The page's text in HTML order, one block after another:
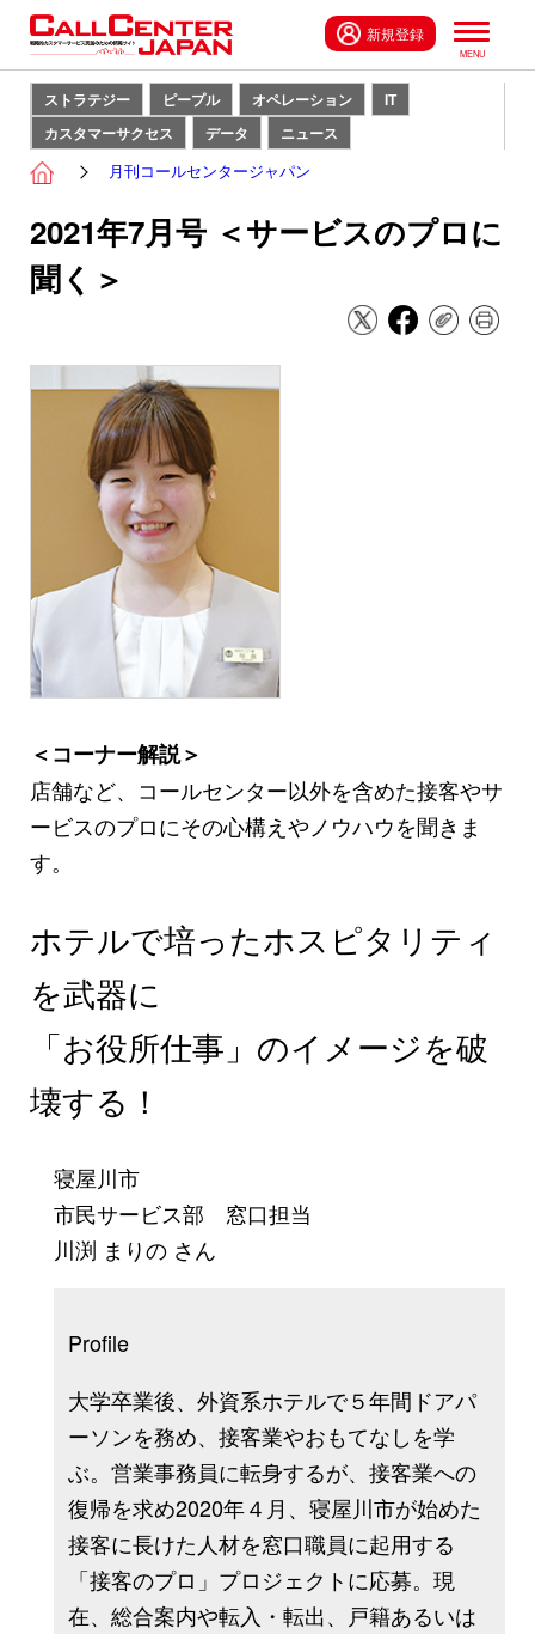
新規登録
ストラテジー ピープル オペレーション
IT
カスタマーサクセス
データ ニュース
月刊コールセンタージャパン
2021年7月号 ＜サービスのプロに
聞く＞
＜コーナー解説＞
店舗など、コールセンター以外を含めた接客やサ
ービスのプロにその心構えやノウハウを聞きま
す。
ホテルで培ったホスピタリティ
を武器に
「お役所仕事」のイメージを破
壊する！
寝屋川市
市民サービス部 窓口担当
川渕 まりの さん
Profile
大学卒業後、外資系ホテルで５年間ドアパ
ーソンを務め、接客業やおもてなしを学
ぶ。営業事務員に転身するが、接客業への
復帰を求め2020年４月、寝屋川市が始めた
接客に長けた人材を窓口職員に起用する
「接客のプロ」プロジェクトに応募。現
在、総合案内や転入・転出、戸籍あるいは